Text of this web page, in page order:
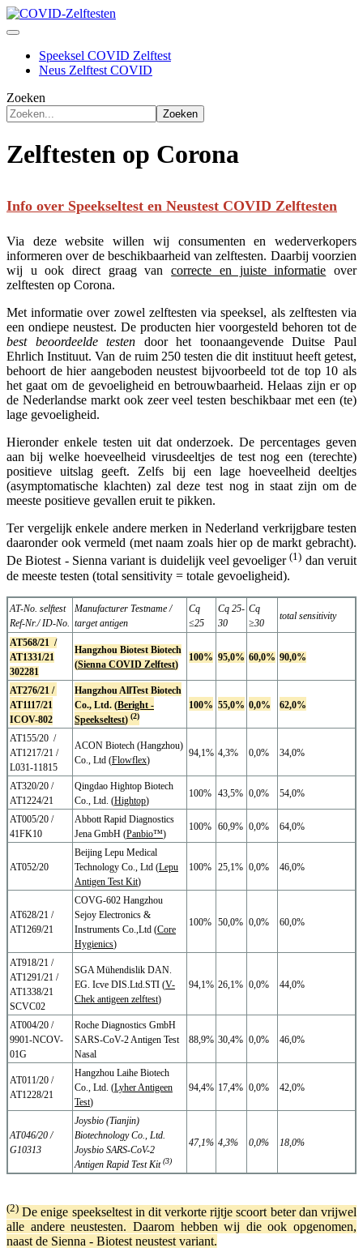
Speeksel COVID Zelftest
Neus Zelftest COVID
Zoeken
Zoeken
Zelftesten op Corona
Info over Speekseltest en Neustest COVID Zelftesten
Via deze website willen wij consumenten en wederverkopers
informeren over de beschikbaarheid van zelftesten. Daarbij voorzien
wij u ook direct graag vancorrecte en juiste informatie over
zelftesten op Corona.
Met informatie over zowel zelftesten via speeksel, als zelftesten via
een ondiepe neustest. De producten hier voorgesteld behoren tot de
best beoordeelde testen door het toonaangevende Duitse Paul
Ehrlich Instituut. Van de ruim 250 testen die dit instituut heeft getest,
behoort de hier aangeboden neustest bijvoorbeeld tot de top 10 als
het gaat om de gevoeligheid en betrouwbaarheid. Helaas zijn er op
de Nederlandse markt ook zeer veel testen beschikbaar met een (te)
lage gevoeligheid.
Hieronder enkele testen uit dat onderzoek. De percentages geven
aan bij welke hoeveelheid virusdeeltjes de test nog een (terechte)
positieve uitslag geeft. Zelfs bij een lage hoeveelheid deeltjes
(asymptomatische klachten) zal deze test nog in staat zijn om de
meeste positieve gevallen eruit te pikken.
Ter vergelijk enkele andere merken in Nederland verkrijgbare testen
daaronder ook vermeld (met naam zoals hier op de markt gebracht).
De Biotest - Sienna variant is duidelijk veel gevoeliger(1) dan veruit
de meeste testen (total sensitivity = totale gevoeligheid).
AT-No. selftest
Ref-Nr./ ID-No.
Manufacturer Testname /
target antigen
Cq
≤25
Cq 25-
30
Cq
≥30
total sensitivity
AT568/21 /
AT1331/21
302281
Hangzhou Biotest Biotech
(Sienna COVID Zelftest)
100% 95,0% 60,0% 90,0%
AT276/21 /
AT1117/21
ICOV-802
Hangzhou AllTest Biotech
Co., Ltd. (Beright -
Speekseltest) (2)
100% 55,0% 0,0% 62,0%
AT155/20 /
AT1217/21 /
L031-11815
ACON Biotech (Hangzhou)
Co., Ltd (Flowflex)
94,1% 4,3% 0,0% 34,0%
AT320/20 /
AT1224/21
Qingdao Hightop Biotech
Co., Ltd. (Hightop)
100% 43,5% 0,0% 54,0%
AT005/20 /
41FK10
Abbott Rapid Diagnostics
Jena GmbH (Panbio™)
100% 60,9% 0,0% 64,0%
AT052/20
Beijing Lepu Medical
Technology Co., Ltd (Lepu
Antigen Test Kit)
100% 25,1% 0,0% 46,0%
AT628/21 /
AT1269/21
COVG-602 Hangzhou
Sejoy Electronics &
Instruments Co.,Ltd (Core
Hygienics)
100% 50,0% 0,0% 60,0%
AT918/21 /
AT1291/21 /
AT1338/21
SCVC02
SGA Mühendislik DAN.
EG. Icve DIS.Ltd.STI (V-
Chek antigeen zelftest)
94,1% 26,1% 0,0% 44,0%
AT004/20 /
9901-NCOV-
01G
Roche Diagnostics GmbH
SARS-CoV-2 Antigen Test
Nasal
88,9% 30,4% 0,0% 46,0%
AT011/20 /
AT1228/21
Hangzhou Laihe Biotech
Co., Ltd. (Lyher Antigeen
Test)
94,4% 17,4% 0,0% 42,0%
AT046/20 /
G10313
Joysbio (Tianjin)
Biotechnology Co., Ltd.
Joysbio SARS-CoV-2
Antigen Rapid Test Kit(3)
47,1% 4,3% 0,0% 18,0%
(2) De enige speekseltest in dit verkorte rijtje scoort beter dan vrijwel
alle andere neustesten. Daarom hebben wij die ook opgenomen,
naast de Sienna - Biotest neustest variant.